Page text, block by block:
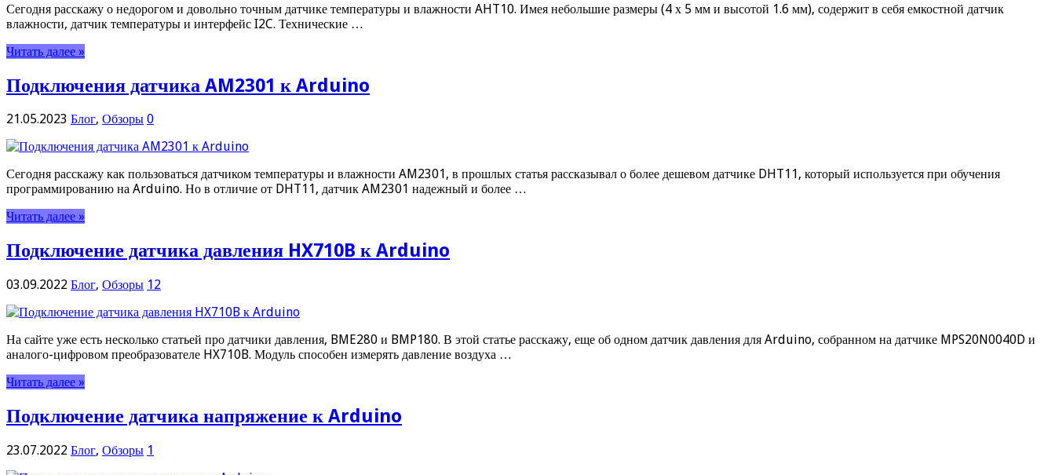
Сегодня расскажу о недорогом и довольно точным датчике температуры и влажности AHT10. Имея небольшие размеры (4 х 5 мм и высотой 1.6 мм), содержит в себя емкостной датчик
влажности, датчик температуры и интерфейс I2C. Технические …
Читать далее »
Подключения датчика AM2301 к Arduino
21.05.2023 Блог, Обзоры 0
Сегодня расскажу как пользоваться датчиком температуры и влажности AM2301, в прошлых статья рассказывал о более дешевом датчике DHT11, который используется при обучения
программированию на Arduino. Но в отличие от DHT11, датчик AM2301 надежный и более …
Читать далее »
Подключение датчика давления HX710B к Arduino
03.09.2022 Блог, Обзоры 12
На сайте уже есть несколько статьей про датчики давления, BME280 и BMP180. В этой статье расскажу, еще об одном датчик давления для Arduino, собранном на датчике MPS20N0040D и
аналого-цифровом преобразователе HX710B. Модуль способен измерять давление воздуха …
Читать далее »
Подключение датчика напряжение к Arduino
23.07.2022 Блог, Обзоры 1